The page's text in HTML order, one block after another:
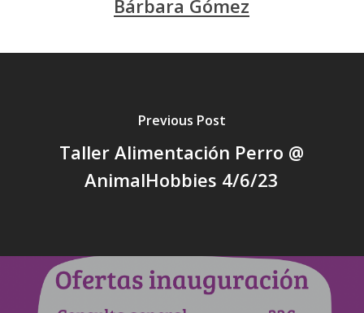
Bárbara Gómez
Previous Post
Taller Alimentación Perro @
AnimalHobbies 4/6/23